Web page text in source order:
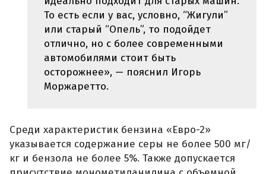
То есть если у вас, условно, “Жигули”
или старый “Опель”, то подойдет
отлично, но с более современными
автомобилями стоит быть
осторожнее», — пояснил Игорь
Моржаретто.
Среди характеристик бензина «Евро-2»
указывается содержание серы не более 500 мг/
кг и бензола не более 5%. Также допускается